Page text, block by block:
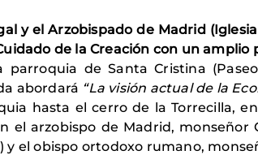
y el Arzobispado de Madrid
de la Creación con un amplio
de Santa Cristina
abordará “La visión actual de la
hasta el cerro de la Torrecilla,
el arzobispo de Madrid,
el obispo ortodoxo rumano,